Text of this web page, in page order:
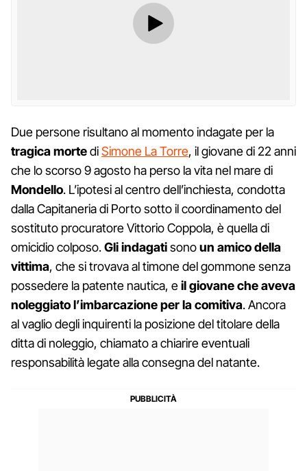
Due persone risultano al momento indagate per la
tragica mortediSimone La Torre, il giovane di 22 anni
che lo scorso 9 agosto ha perso la vita nel mare di
Mondello. L’ipotesi al centro dell’inchiesta, condotta
dalla Capitaneria di Porto sotto il coordinamento del
sostituto procuratore Vittorio Coppola, è quella di
omicidio colposo.Gli indagatisonoun amico della
vittima, che si trovava al timone del gommone senza
possedere la patente nautica, eil giovane che aveva
noleggiato l’imbarcazione per la comitiva. Ancora
al vaglio degli inquirenti la posizione del titolare della
ditta di noleggio, chiamato a chiarire eventuali
responsabilità legate alla consegna del natante.